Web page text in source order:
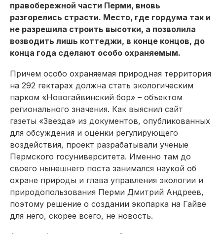
правобережной части Перми, вновь
разгорелись страсти. Место, где гордума так и
не разрешила строить высотки, а позволила
возводить лишь коттеджи, в конце концов, до
конца года сделают особо охраняемым.
Причем особо охраняемая природная территория
на 292 гектарах должна стать экологическим
парком «Новогайвинский бор» – объектом
регионального значения. Как выяснил сайт
газеты «Звезда» из документов, опубликованных
для обсуждения и оценки регулирующего
воздействия, проект разрабатывали ученые
Пермского госуниверситета. Именно там до
своего нынешнего поста занимался наукой об
охране природы и глава управления экологии и
природопользования Перми Дмитрий Андреев,
поэтому решение о создании экопарка на Гайве
для него, скорее всего, не новость.